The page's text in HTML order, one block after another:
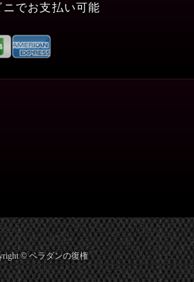
でお支払い可能
© ペラダンの復権